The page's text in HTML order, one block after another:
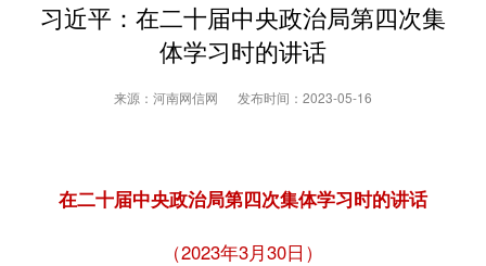
习近平：在二十届中央政治局第四次集
体学习时的讲话
来源：河南网信网 发布时间： 2023-05-16
在二十届中央政治局第四次集体学习时的讲话
（2023年3月30日）